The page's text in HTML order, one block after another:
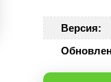
Версия: